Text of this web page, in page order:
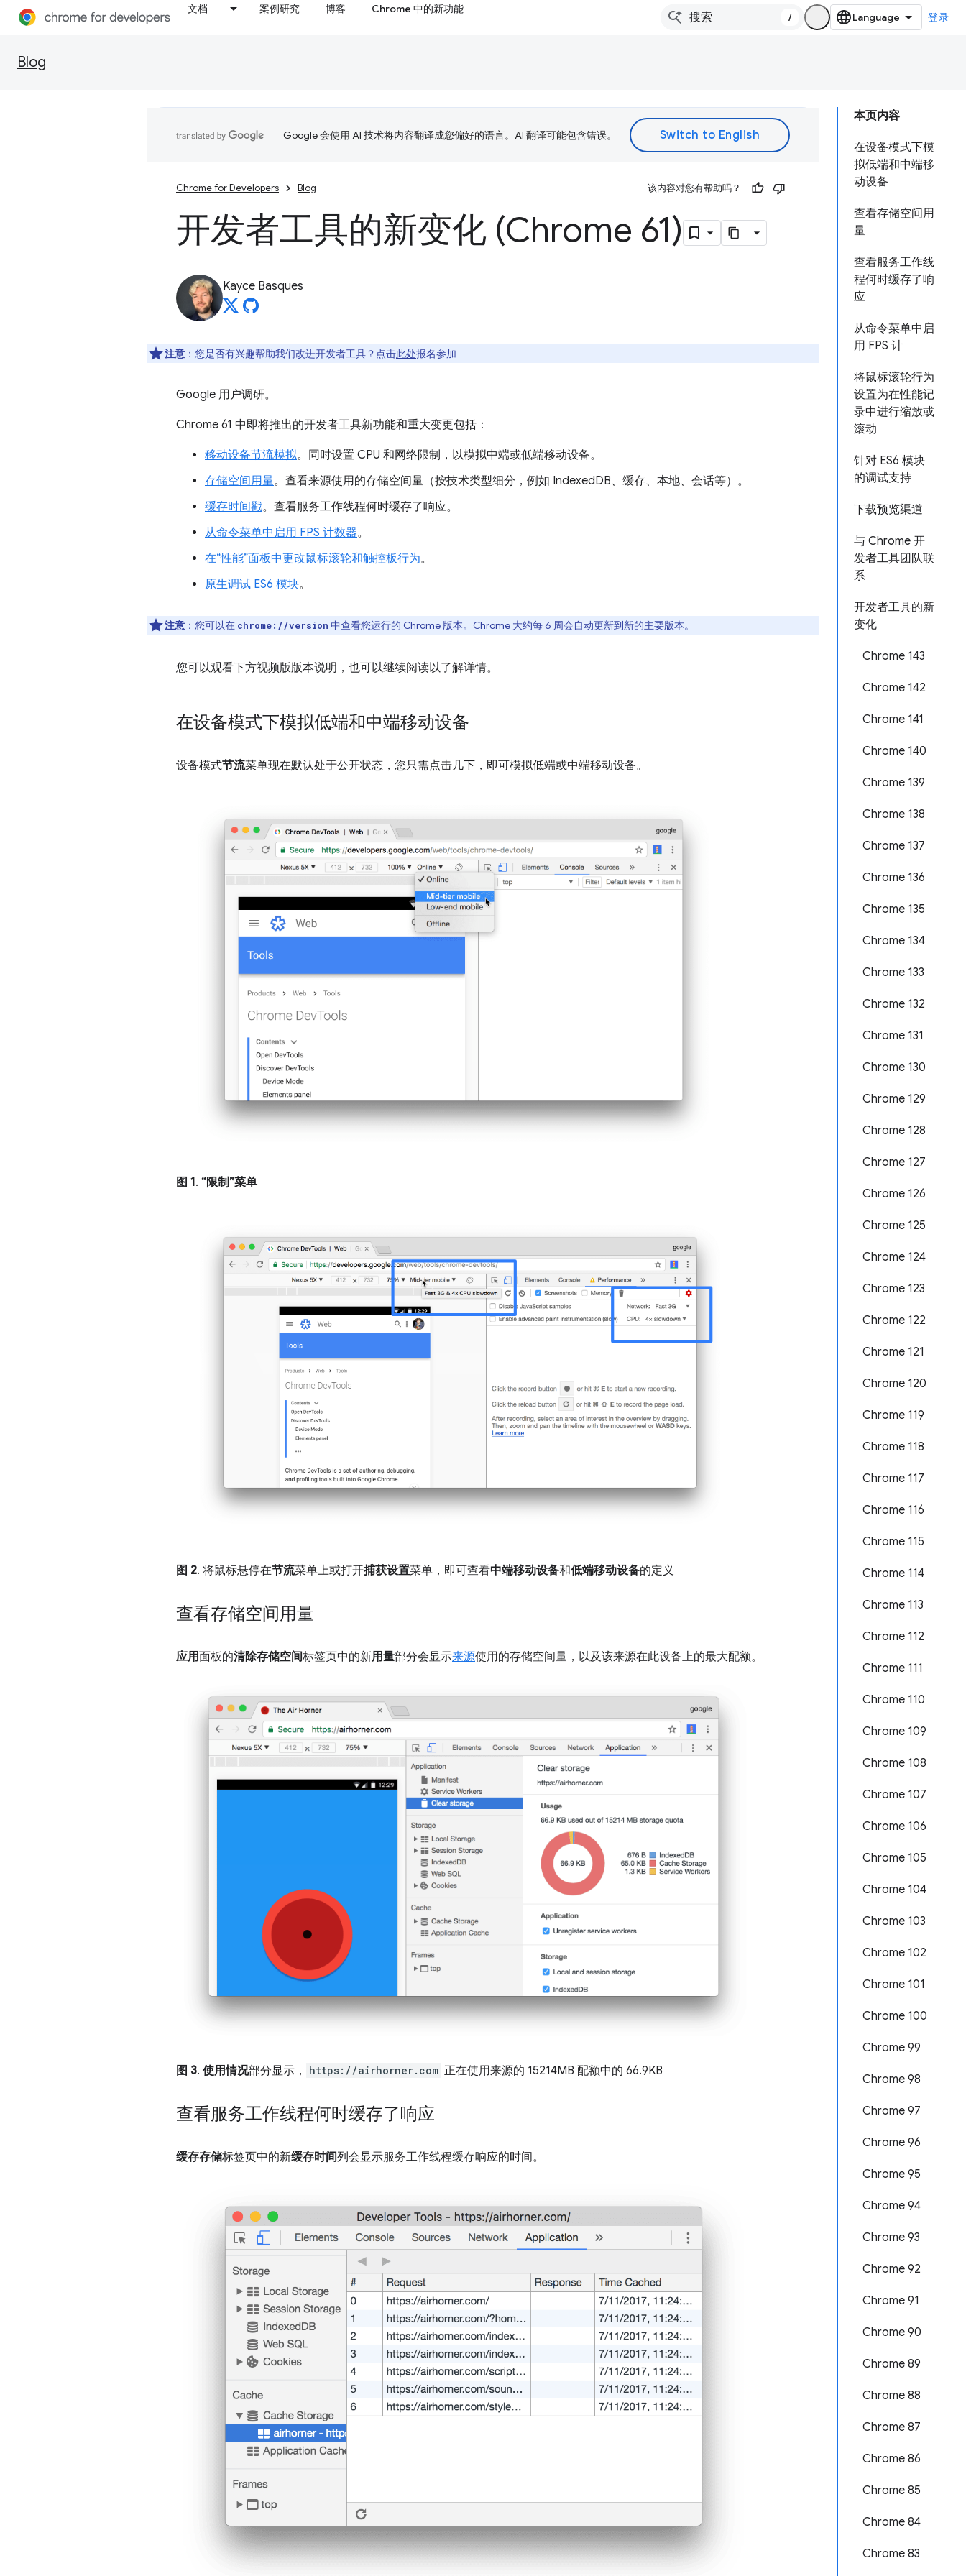
文档 案例研究 博客 Chrome 中的新功能
/ 登录
Blog
本页内容
在设备模式下模
拟低端和中端移
动设备
查看存储空间用
量
查看服务工作线
程何时缓存了响
应
从命令菜单中启
用 FPS 计
将鼠标滚轮行为
设置为在性能记
录中进行缩放或
滚动
针对 ES6 模块
的调试支持
下载预览渠道
与 Chrome 开
发者工具团队联
系
开发者工具的新
变化
Chrome 143
Chrome 142
Chrome 141
Chrome 140
Chrome 139
Chrome 138
Chrome 137
Chrome 136
Chrome 135
Chrome 134
Chrome 133
Chrome 132
Chrome 131
Chrome 130
Chrome 129
Chrome 128
Chrome 127
Chrome 126
Chrome 125
Chrome 124
Chrome 123
Chrome 122
Chrome 121
Chrome 120
Chrome 119
Chrome 118
Chrome 117
Chrome 116
Chrome 115
Chrome 114
Chrome 113
Chrome 112
Chrome 111
Chrome 110
Chrome 109
Chrome 108
Chrome 107
Chrome 106
Chrome 105
Chrome 104
Chrome 103
Chrome 102
Chrome 101
Chrome 100
Chrome 99
Chrome 98
Chrome 97
Chrome 96
Chrome 95
Chrome 94
Chrome 93
Chrome 92
Chrome 91
Chrome 90
Chrome 89
Chrome 88
Chrome 87
Chrome 86
Chrome 85
Chrome 84
Chrome 83
Google 会使用 AI 技术将内容翻译成您偏好的语言。AI 翻译可能包含错误。
Chrome for Developers Blog 该内容对您有帮助吗？
开发者工具的新变化 (Chrome 61)
Kayce Basques
注意 ：您是否有兴趣帮助我们改进开发者工具？点击此处报名参加
Google 用户调研。
Chrome 61 中即将推出的开发者工具新功能和重大变更包括：
移动设备节流模拟。同时设置 CPU 和网络限制，以模拟中端或低端移动设备。
存储空间用量。查看来源使用的存储空间量（按技术类型细分，例如 IndexedDB、缓存、本地、会话等）。
缓存时间戳。查看服务工作线程何时缓存了响应。
从命令菜单中启用 FPS 计数器。
在“性能”面板中更改鼠标滚轮和触控板行为。
原生调试 ES6 模块。
注意 ：您可以在 chrome://version 中查看您运行的 Chrome 版本。Chrome 大约每 6 周会自动更新到新的主要版本。
您可以观看下方视频版版本说明，也可以继续阅读以了解详情。
在设备模式下模拟低端和中端移动设备
设备模式节流菜单现在默认处于公开状态，您只需点击几下，即可模拟低端或中端移动设备。
图 1. “限制”菜单
图 2. 将鼠标悬停在节流菜单上或打开捕获设置菜单，即可查看中端移动设备和低端移动设备的定义
查看存储空间用量
应用面板的清除存储空间标签页中的新用量部分会显示来源使用的存储空间量，以及该来源在此设备上的最大配额。
图 3. 使用情况部分显示， https://airhorner.com 正在使用来源的 15214MB 配额中的 66.9KB
查看服务工作线程何时缓存了响应
缓存存储标签页中的新缓存时间列会显示服务工作线程缓存响应的时间。